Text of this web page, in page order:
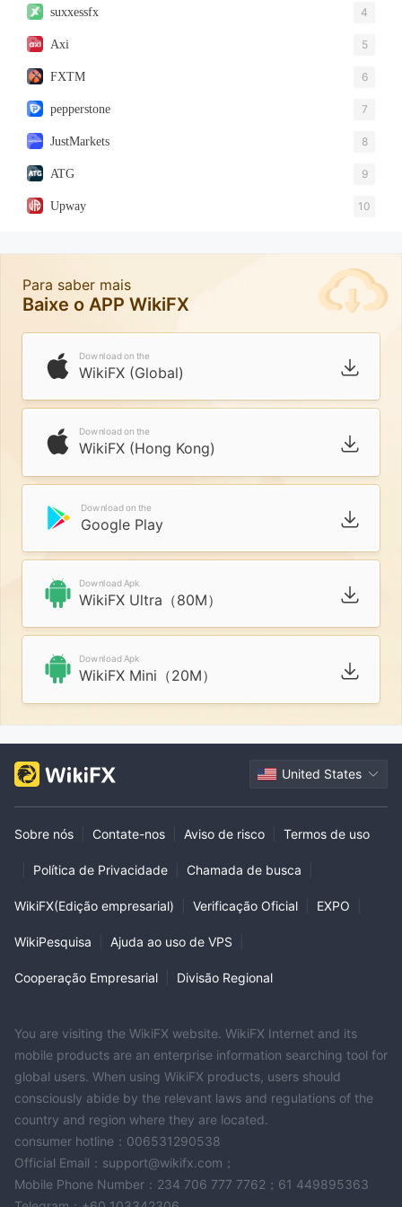
suxxessfx 4
Axi 5
FXTM 6
pepperstone 7
JustMarkets 8
ATG 9
Upway 10
Para saber mais
Baixe o APP WikiFX
Download on the
WikiFX (Global)
Download on the
WikiFX (Hong Kong)
Download on the
Google Play
Download Apk
WikiFX Ultra（80M）
Download Apk
WikiFX Mini（20M）
United States
Sobre nós Contate-nos Aviso de risco Termos de uso
Política de Privacidade Chamada de busca
WikiFX(Edição empresarial) Verificação Oficial EXPO
WikiPesquisa Ajuda ao uso de VPS
Cooperação Empresarial Divisão Regional
You are visiting the WikiFX website. WikiFX Internet and its
mobile products are an enterprise information searching tool for
global users. When using WikiFX products, users should
consciously abide by the relevant laws and regulations of the
country and region where they are located.
consumer hotline：006531290538
Official Email：support@wikifx.com；
Mobile Phone Number：234 706 777 7762；61 449895363